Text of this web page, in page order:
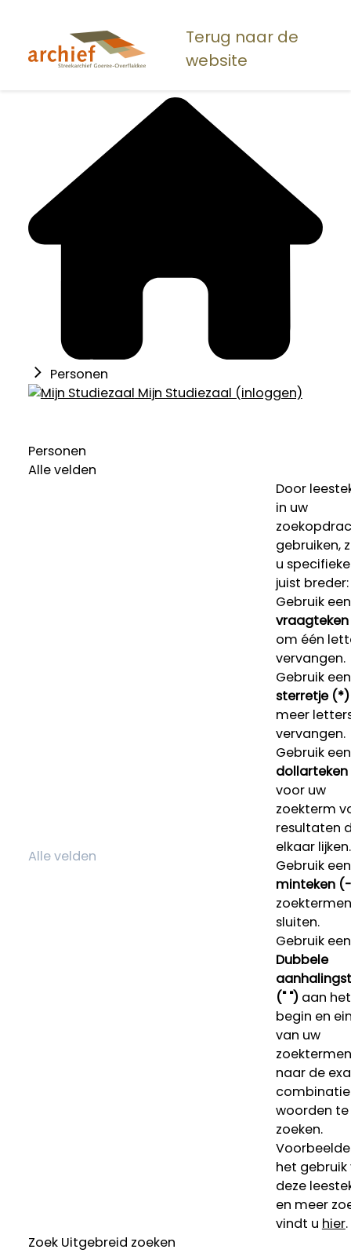
naar
Terug naar de
website
Personen
Mijn Studiezaal (inloggen)
Personen
Alle velden
Door
in uw
gebruiken,
u
juist breder:
Gebruik een
om één
vervangen.
Gebruik een
sterretje (*)
meer
vervangen.
Gebruik een
voor uw
zoekterm
resultaten
elkaar lijken.
Gebruik een
minteken
sluiten.
Gebruik een
Dubbele
(" ")aan het
begin en
van uw
naar de
woorden te
zoeken.
het gebruik
deze
en meer
vindt u hier.
Zoek Uitgebreid zoeken